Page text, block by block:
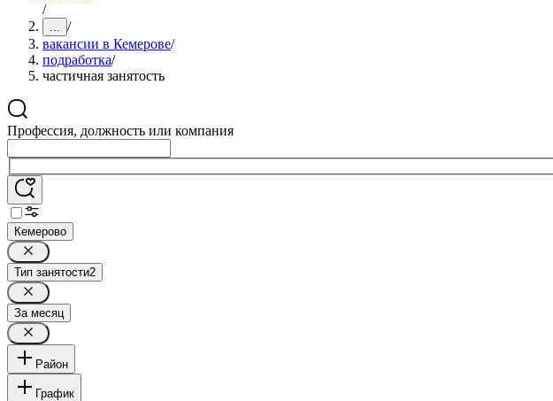
/
... /
вакансии в Кемерове/
подработка/
частичная занятость
Профессия, должность или компания
Кемерово
Тип занятости2
За месяц
Район
График